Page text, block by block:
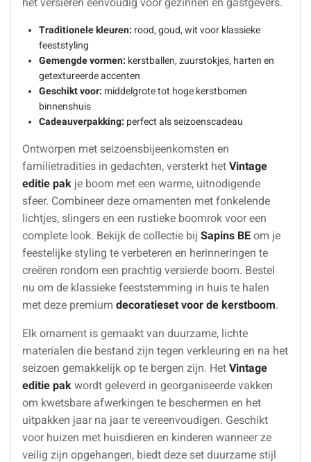
Traditionele kleuren: rood, goud, wit voor klassieke
feeststyling
Gemengde vormen: kerstballen, zuurstokjes, harten en
getextureerde accenten
Geschikt voor: middelgrote tot hoge kerstbomen
binnenshuis
Cadeauverpakking: perfect als seizoenscadeau
Ontworpen met seizoensbijeenkomsten en
familietradities in gedachten, versterkt het Vintage
editie pak je boom met een warme, uitnodigende
sfeer. Combineer deze ornamenten met fonkelende
lichtjes, slingers en een rustieke boomrok voor een
complete look. Bekijk de collectie bij Sapins BE om je
feestelijke styling te verbeteren en herinneringen te
creëren rondom een prachtig versierde boom. Bestel
nu om de klassieke feeststemming in huis te halen
met deze premium decoratieset voor de kerstboom.
Elk ornament is gemaakt van duurzame, lichte
materialen die bestand zijn tegen verkleuring en na het
seizoen gemakkelijk op te bergen zijn. Het Vintage
editie pak wordt geleverd in georganiseerde vakken
om kwetsbare afwerkingen te beschermen en het
uitpakken jaar na jaar te vereenvoudigen. Geschikt
voor huizen met huisdieren en kinderen wanneer ze
veilig zijn opgehangen, biedt deze set duurzame stijl